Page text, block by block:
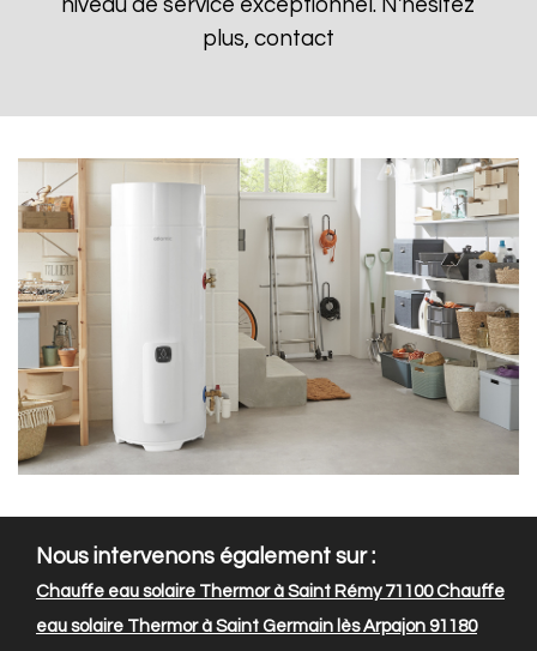
niveau de service exceptionnel. N'hésitez
plus, contact
Nous intervenons également sur :
Chauffe eau solaire Thermor à Saint Rémy 71100Chauffe
eau solaire Thermor à Saint Germain lès Arpajon 91180